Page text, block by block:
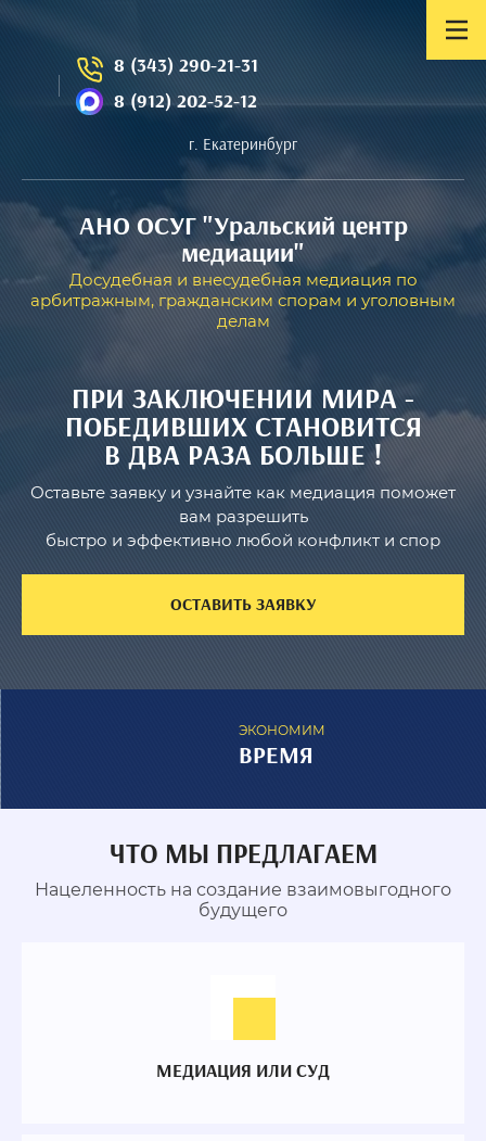
8 (343) 290-21-31
8 (912) 202-52-12
г. Екатеринбург
АНО ОСУГ "Уральский центр
медиации"
Досудебная и внесудебная медиация по
арбитражным, гражданским спорам и уголовным
делам
ПРИ ЗАКЛЮЧЕНИИ МИРА -
ПОБЕДИВШИХ СТАНОВИТСЯ
В ДВА РАЗА БОЛЬШЕ !
Оставьте заявку и узнайте как медиация поможет
вам разрешить
быстро и эффективно любой конфликт и спор
ОСТАВИТЬ ЗАЯВКУ
ЭКОНОМИМ
ВРЕМЯ
Нацеленность на создание взаимовыгодного
будущего
ЧТО МЫ ПРЕДЛАГАЕМ
МЕДИАЦИЯ ИЛИ СУД